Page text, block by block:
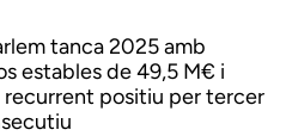
tanca 2025 amb
estables de 49,5 M€ i
recurrent positiu per tercer